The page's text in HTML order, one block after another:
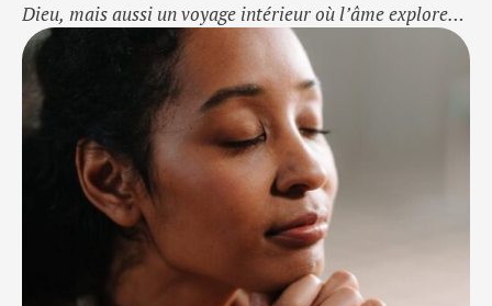
Dieu, mais aussi un voyage intérieur où l’âme explore
ses propres profondeurs. Les obstacles psychologiques
sont les rivières tumultueuses que nous devons traverser
pour atteindre la paix sacrée de la communion divine.